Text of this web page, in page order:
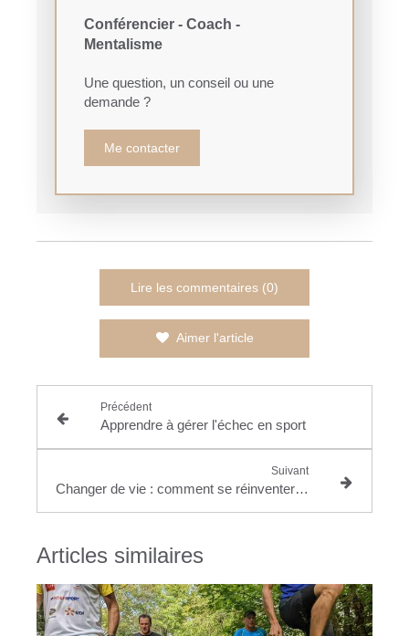
Conférencier - Coach -
Mentalisme
Une question, un conseil ou une
demande ?
Me contacter
Lire les commentaires (0)
Aimer l'article
Précédent
Apprendre à gérer l'échec en sport
Suivant
Changer de vie : comment se réinventer et atteindre ses objectifs ?
Articles similaires